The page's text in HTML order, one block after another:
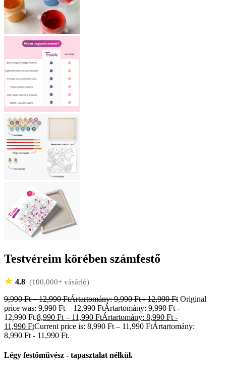
Testvéreim körében számfestő
★ 4.8 (100,000+ vásárló)
9,990Ft – 12,990FtÁrtartomány: 9,990 Ft - 12,990 Ft Original
price was: 9,990 Ft – 12,990 FtÁrtartomány: 9,990 Ft -
12,990 Ft.8,990 Ft – 11,990 FtÁrtartomány: 8,990 Ft -
11,990 FtCurrent price is: 8,990 Ft – 11,990 FtÁrtartomány:
8,990 Ft - 11,990 Ft.
Légy festőművész - tapasztalat nélkül.